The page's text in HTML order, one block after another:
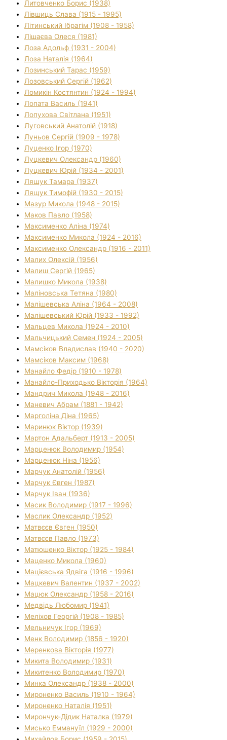
Литовченко Борис (1938)
Лівшиць Слава (1915 - 1995)
Літинський Ібрагім (1908 - 1958)
Лішаєва Олеся (1981)
Лоза Адольф (1931 - 2004)
Лоза Наталія (1964)
Лозинський Тарас (1959)
Лозовський Сергій (1962)
Ломикін Костянтин (1924 - 1994)
Лопата Василь (1941)
Лопухова Світлана (1951)
Луговський Анатолій (1918)
Луньов Сергій (1909 - 1978)
Луценко Ігор (1970)
Луцкевич Олександр (1960)
Луцкевич Юрій (1934 - 2001)
Лящук Тамара (1937)
Лящук Тимофій (1930 - 2015)
Мазур Микола (1948 - 2015)
Маков Павло (1958)
Максименко Аліна (1974)
Максименко Микола (1924 - 2016)
Максименко Олександр (1916 - 2011)
Малих Олексій (1956)
Малиш Сергій (1965)
Малишко Микола (1938)
Маліновська Тетяна (1980)
Малішевська Аліна (1964 - 2008)
Малішевський Юрій (1933 - 1992)
Мальцев Микола (1924 - 2010)
Мальчицький Семен (1924 - 2005)
Мамсіков Владислав (1940 - 2020)
Мамсіков Максим (1968)
Манайло Федір (1910 - 1978)
Манайло-Приходько Вікторія (1964)
Мандрич Микола (1948 - 2016)
Маневич Абрам (1881 - 1942)
Марголіна Діна (1965)
Маринюк Віктор (1939)
Мартон Адальберт (1913 - 2005)
Марценюк Володимир (1954)
Марценюк Ніна (1956)
Марчук Анатолій (1956)
Марчук Євген (1987)
Марчук Іван (1936)
Масик Володимир (1917 - 1996)
Маслик Олександр (1952)
Матвєєв Євген (1950)
Матвєєв Павло (1973)
Матюшенко Віктор (1925 - 1984)
Маценко Микола (1960)
Мацієвська Ядвіга (1916 - 1996)
Мацкевич Валентин (1937 - 2002)
Мацюк Олександр (1958 - 2016)
Медвідь Любомир (1941)
Меліхов Георгій (1908 - 1985)
Мельничук Ігор (1969)
Менк Володимир (1856 - 1920)
Меренкова Вікторія (1977)
Микита Володимир (1931)
Микитенко Володимир (1970)
Минка Олександр (1938 - 2000)
Мироненко Василь (1910 - 1964)
Мироненко Наталія (1951)
Мирончук-Дідик Наталка (1979)
Мисько Еммануїл (1929 - 2000)